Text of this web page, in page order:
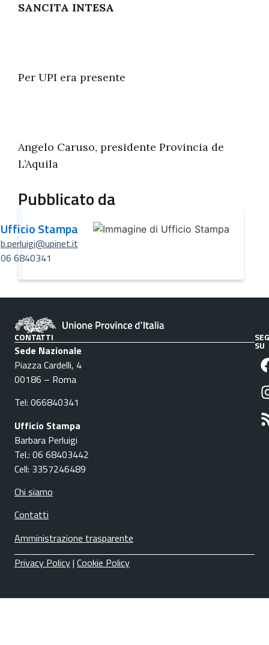
SANCITA INTESA
Per UPI era presente
Angelo Caruso, presidente Provincia de
L’Aquila
Pubblicato da
Ufficio Stampa
b.perluigi@upinet.it
06 6840341
CONTATTI
Sede Nazionale
Piazza Cardelli, 4
00186 – Roma
Tel: 066840341
Ufficio Stampa
Barbara Perluigi
Tel.: 06 68403442
Cell: 3357246489
Chi siamo
Contatti
Amministrazione trasparente
SU
Privacy Policy| Cookie Policy